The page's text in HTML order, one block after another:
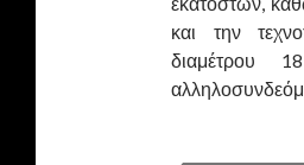
και την
διαμέτρου